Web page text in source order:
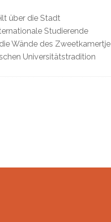
über die Stadt
Studierende
Wände des Zweetkamertje
Universitätstradition